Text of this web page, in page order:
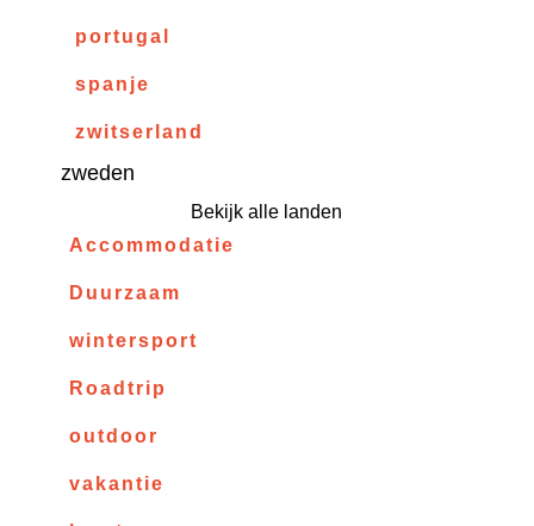
portugal
spanje
zwitserland
zweden
Bekijk alle landen
Accommodatie
Duurzaam
wintersport
Roadtrip
outdoor
vakantie